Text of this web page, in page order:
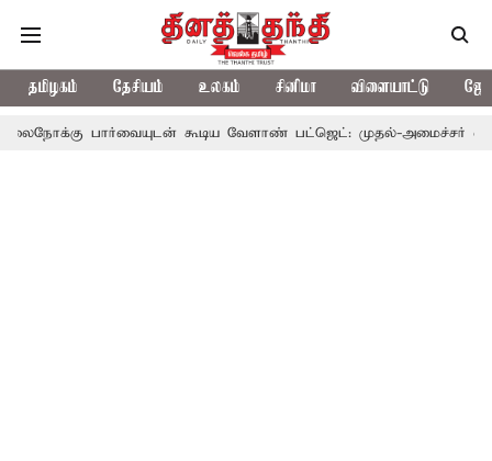
தமிழகம் தேசியம் உலகம் சினிமா விளையாட்டு
கூடிய வேளாண் பட்ஜெட்: முதல்-அமைச்சர் விஜய்